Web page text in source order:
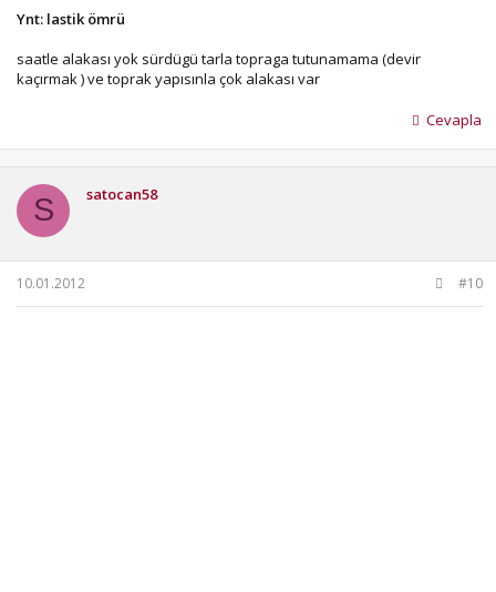
Ynt: lastik ömrü
saatle alakası yok sürdügü tarla topraga tutunamama (devir
kaçırmak ) ve toprak yapısınla çok alakası var
Cevapla
S satocan58
10.01.2012 #10